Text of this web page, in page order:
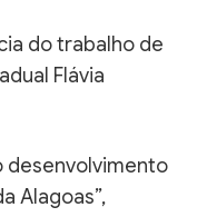
do trabalho de
Flávia
desenvolvimento
Alagoas”,